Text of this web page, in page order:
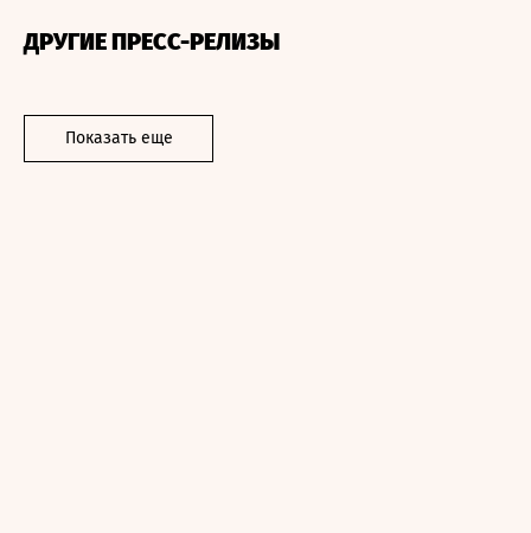
ДРУГИЕ ПРЕСС-РЕЛИЗЫ
Показать еще